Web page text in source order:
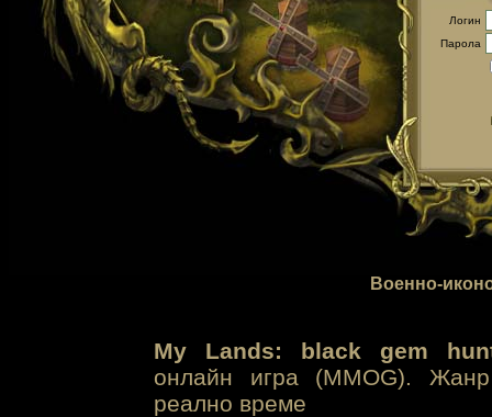
Логин
Парола
Военно-
My Lands: black gem
онлайн игра (MMOG).
реално време